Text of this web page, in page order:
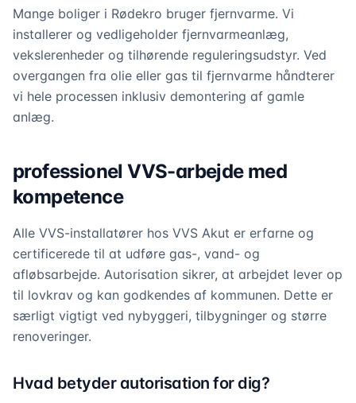
Mange boliger i Rødekro bruger fjernvarme. Vi
installerer og vedligeholder fjernvarmeanlæg,
vekslerenheder og tilhørende reguleringsudstyr. Ved
overgangen fra olie eller gas til fjernvarme håndterer
vi hele processen inklusiv demontering af gamle
anlæg.
professionel VVS-arbejde med
kompetence
Alle VVS-installatører hos VVS Akut er erfarne og
certificerede til at udføre gas-, vand- og
afløbsarbejde. Autorisation sikrer, at arbejdet lever op
til lovkrav og kan godkendes af kommunen. Dette er
særligt vigtigt ved nybyggeri, tilbygninger og større
renoveringer.
Hvad betyder autorisation for dig?